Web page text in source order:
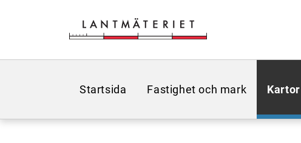
Startsida Fastighet och mark Kartor